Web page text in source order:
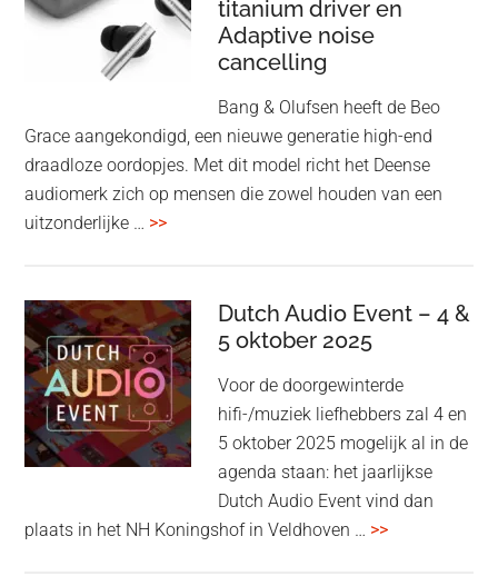
‘lossless’
kwaliteit
titanium driver en
Adaptive noise
cancelling
Bang & Olufsen heeft de Beo
Grace aangekondigd, een nieuwe generatie high-end
draadloze oordopjes. Met dit model richt het Deense
audiomerk zich op mensen die zowel houden van een
uitzonderlijke … >>overBang
kondigt
Beo
Grace
aan:
high-
end
earbuds
titanium
Dutch Audio Event – 4 &
5 oktober 2025
Voor de doorgewinterde
hifi-/muziek liefhebbers zal 4 en
5 oktober 2025 mogelijk al in de
agenda staan: het jaarlijkse
Dutch Audio Event vind dan
plaats in het NH Koningshof in Veldhoven … >>overDutch